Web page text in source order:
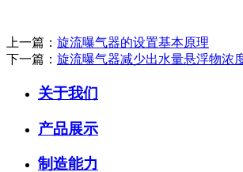
上一篇： 旋流曝气器的设置基本原理
下一篇： 旋流曝气器减少出水量悬浮物浓
关于我们
产品展示
制造能力